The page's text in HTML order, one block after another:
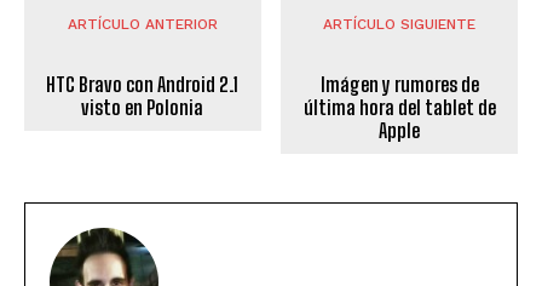
ARTÍCULO ANTERIOR
HTC Bravo con Android 2.1
visto en Polonia
ARTÍCULO SIGUIENTE
Imágen y rumores de
última hora del tablet de
Apple